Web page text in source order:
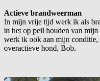
Actieve brandweerman
In mijn vrije tijd werk ik als
in het op peil houden van
werk ik ook aan mijn
overactieve hond, Bob.